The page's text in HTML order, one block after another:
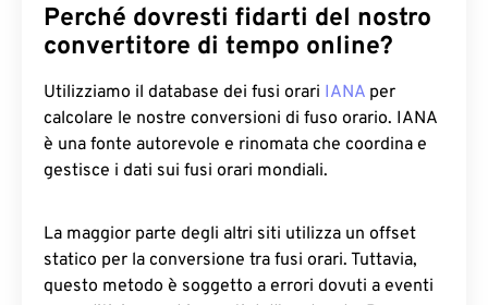
Perché dovresti fidarti del nostro
convertitore di tempo online?
Utilizziamo il database dei fusi orari IANA per
calcolare le nostre conversioni di fuso orario. IANA
è una fonte autorevole e rinomata che coordina e
gestisce i dati sui fusi orari mondiali.
La maggior parte degli altri siti utilizza un offset
statico per la conversione tra fusi orari. Tuttavia,
questo metodo è soggetto a errori dovuti a eventi